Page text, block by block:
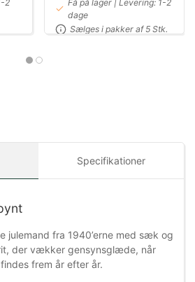
2
Få på lager | Levering: 1-2
dage
Sælges i pakker af 5 Stk.
Specifikationer
julemand fra 1940’erne med sæk og
der vækker gensynsglæde, når
frem år efter år.